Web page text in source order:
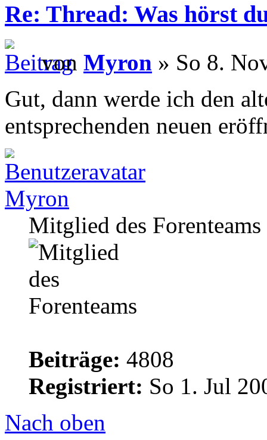
Re: Thread: Was hörst
von Myron » So 8.
Gut, dann werde ich den
entsprechenden neuen
Myron
Mitglied des Forenteams
Beiträge: 4808
Registriert: So 1. Jul
Nach oben